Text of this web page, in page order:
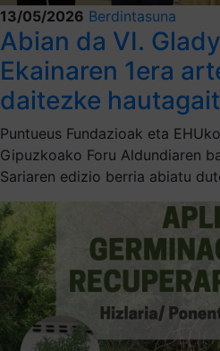
13/05/2026 Berdintasuna
Abian da VI.
Ekainaren 1era
daitezke
Puntueus Fundazioak eta
Gipuzkoako Foru Aldundiaren
Sariaren edizio berria abiatu